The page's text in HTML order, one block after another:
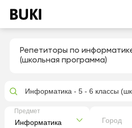
Репетиторы по
(школьная программа)
Информатика - 5 - 6 классы
Предмет
Город